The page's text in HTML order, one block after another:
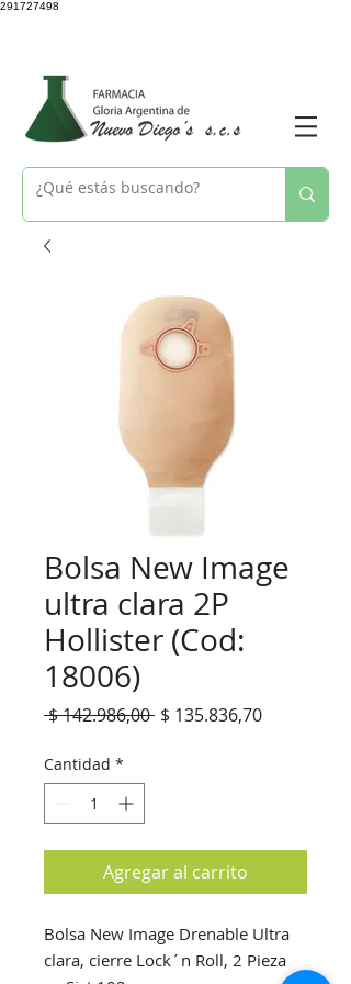
291727498
Bolsa New Image
ultra clara 2P
Hollister (Cod:
18006)
$ 142.986,00 Precio
$ 135.836,70Precio
Cantidad *
Agregar al carrito
Bolsa New Image Drenable Ultra
clara, cierre Lock´n Roll, 2 Pieza